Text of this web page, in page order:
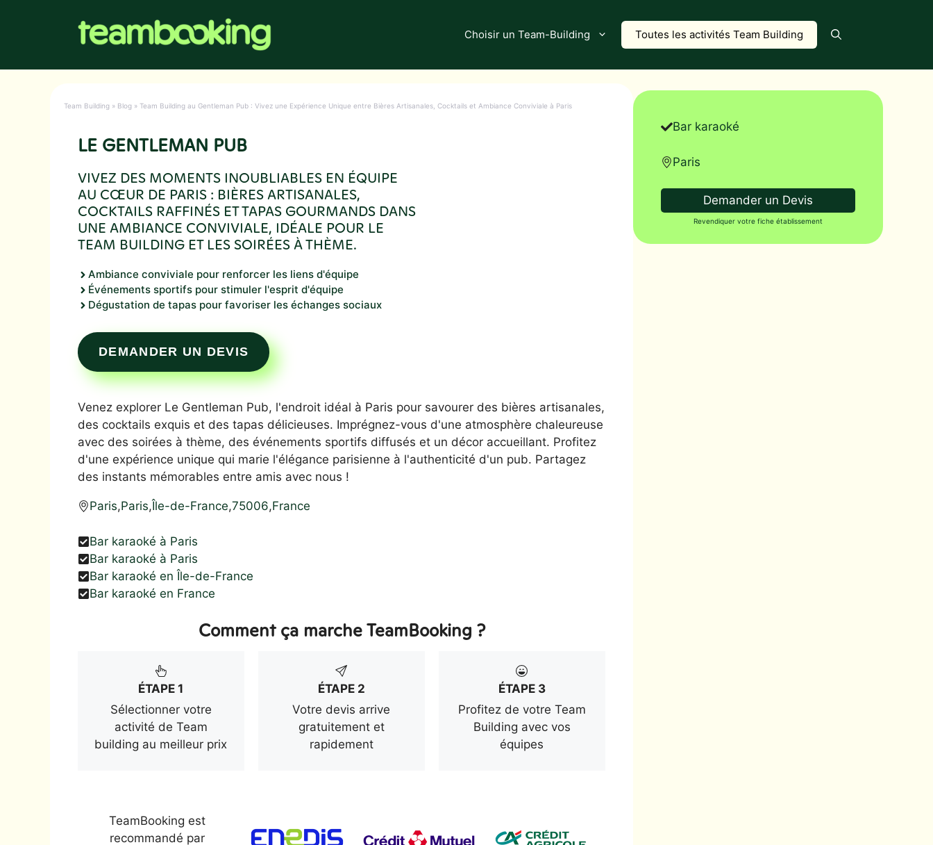
Choisir un Team-Building Toutes les activités Team Building
Team Building » Blog » Team Building au Gentleman Pub : Vivez une Expérience Unique entre Bières Artisanales, Cocktails et Ambiance Conviviale à Paris
LE GENTLEMAN PUB
VIVEZ DES MOMENTS INOUBLIABLES EN ÉQUIPE
AU CŒUR DE PARIS : BIÈRES ARTISANALES,
COCKTAILS RAFFINÉS ET TAPAS GOURMANDS DANS
UNE AMBIANCE CONVIVIALE, IDÉALE POUR LE
TEAM BUILDING ET LES SOIRÉES À THÈME.
Ambiance conviviale pour renforcer les liens d'équipe
Événements sportifs pour stimuler l'esprit d'équipe
Dégustation de tapas pour favoriser les échanges sociaux
DEMANDER UN DEVIS
Venez explorer Le Gentleman Pub, l'endroit idéal à Paris pour savourer des bières artisanales,
des cocktails exquis et des tapas délicieuses. Imprégnez-vous d'une atmosphère chaleureuse
avec des soirées à thème, des événements sportifs diffusés et un décor accueillant. Profitez
d'une expérience unique qui marie l'élégance parisienne à l'authenticité d'un pub. Partagez
des instants mémorables entre amis avec nous !
Paris,Paris,Île-de-France,75006,France
Bar karaoké à Paris
Bar karaoké à Paris
Bar karaoké en Île-de-France
Bar karaoké en France
Comment ça marche TeamBooking ?
ÉTAPE 1
Sélectionner votre
activité de Team
building au meilleur prix
ÉTAPE 2
Votre devis arrive
gratuitement et
rapidement
ÉTAPE 3
Profitez de votre Team
Building avec vos
équipes
TeamBooking est
recommandé par
Bar karaoké
Paris
Demander un Devis
Revendiquer votre fiche établissement